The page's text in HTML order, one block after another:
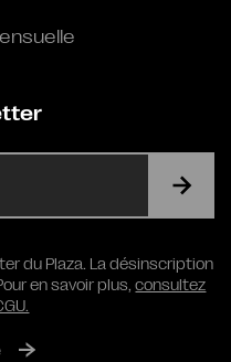
du Plaza. La désinscription
en savoir plus,consultez